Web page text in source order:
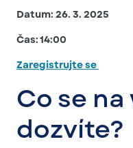
Datum: 26. 3. 2025
Čas: 14:00
Zaregistrujte se
Co se
dozvíte?